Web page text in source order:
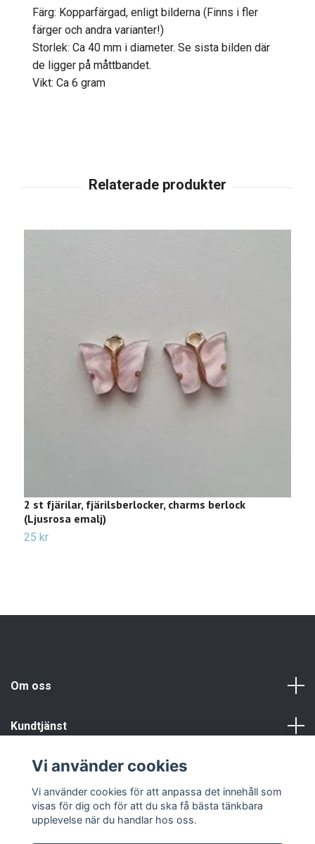
Färg: Kopparfärgad, enligt bilderna (Finns i fler
färger och andra varianter!)
Storlek: Ca 40 mm i diameter. Se sista bilden där
de ligger på måttbandet.
Vikt: Ca 6 gram
2 st fjärilar, fjärilsberlocker, charms berlock
(Ljusrosa emalj)
25 kr
Om oss
Kundtjänst
Vi använder cookies
Vi använder cookies för att anpassa det innehåll som
visas för dig och för att du ska få bästa tänkbara
upplevelse när du handlar hos oss.